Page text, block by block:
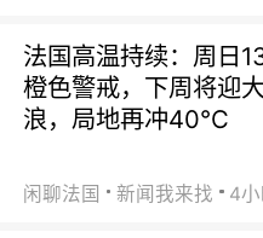
法国高温持续：周日
橙色警戒，下周将迎
浪，局地再冲40℃
闲聊法国 新闻我来找 4